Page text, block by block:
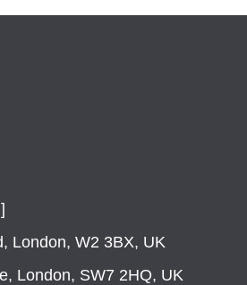
London, W2 3BX, UK
London, SW7 2HQ, UK